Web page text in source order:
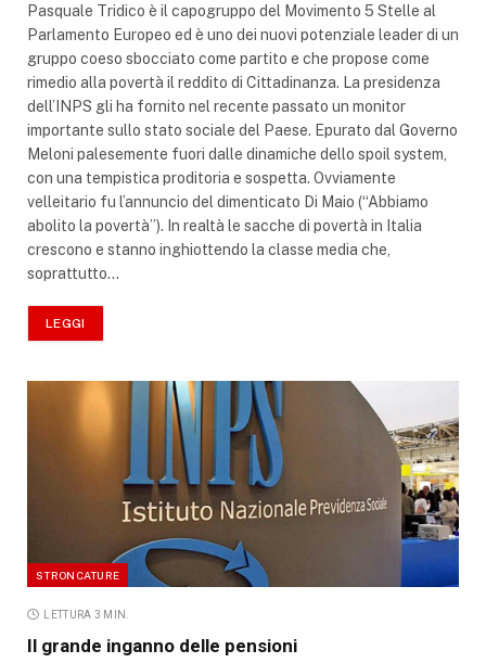
Pasquale Tridico è il capogruppo del Movimento 5 Stelle al
Parlamento Europeo ed è uno dei nuovi potenziale leader di un
gruppo coeso sbocciato come partito e che propose come
rimedio alla povertà il reddito di Cittadinanza. La presidenza
dell’INPS gli ha fornito nel recente passato un monitor
importante sullo stato sociale del Paese. Epurato dal Governo
Meloni palesemente fuori dalle dinamiche dello spoil system,
con una tempistica proditoria e sospetta. Ovviamente
velleitario fu l’annuncio del dimenticato Di Maio (“Abbiamo
abolito la povertà”). In realtà le sacche di povertà in Italia
crescono e stanno inghiottendo la classe media che,
soprattutto…
LEGGI
STRONCATURE
LETTURA 3 MIN.
Il grande inganno delle pensioni